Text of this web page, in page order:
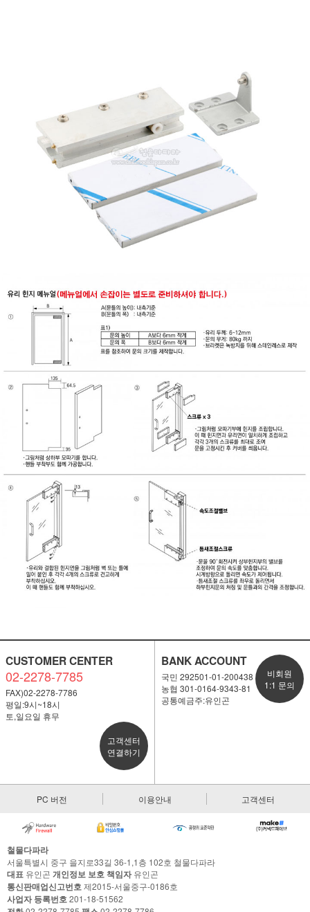
CUSTOMER CENTER
02-2278-7785
FAX)02-2278-7786
평일:9시~18시
토,일요일 휴무
고객센터
연결하기
BANK ACCOUNT
국민 292501-01-200438
농협 301-0164-9343-81
공통예금주:유인곤
비회원
1:1 문의
PC 버전 이용안내 고객센터
철물다파라
서울특별시 중구 을지로33길 36-1,1층 102호 철물다파라
대표 유인곤 개인정보 보호 책임자유인곤
통신판매업신고번호제2015-서울중구-0186호
사업자 등록번호201-18-51562